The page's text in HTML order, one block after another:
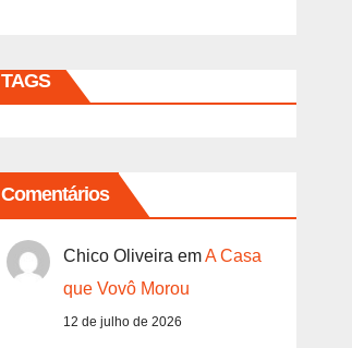
TAGS
Comentários
Chico Oliveira emA Casa
que Vovô Morou
12 de julho de 2026